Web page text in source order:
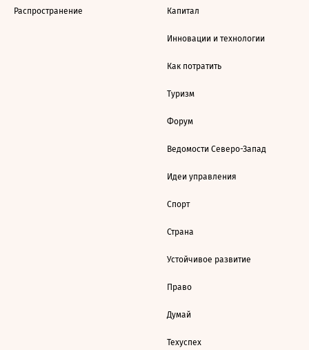
Распространение Капитал
Инновации и технологии
Как потратить
Туризм
Форум
Ведомости Северо-Запад
Идеи управления
Спорт
Страна
Устойчивое развитие
Право
Думай
Техуспех